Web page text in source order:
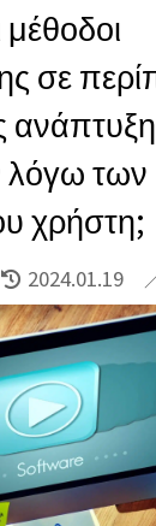
μέθοδοι
σε
των
χρήστη;
2024.01.19